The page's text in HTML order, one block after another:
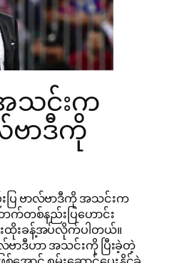
သင်းက
ဗာဒီကို
ြ ဗာလ်ဗာဒီကို အသင်းက
တစ်နည်းပြဟောင်း
းခန့်အပ်လိုက်ပါတယ်။
ာဒီဟာ အသင်းကို ပြီးခဲ့တဲ့